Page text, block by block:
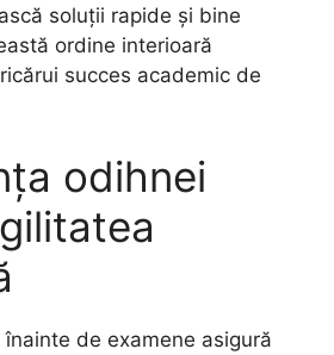
soluții rapide și bine
ordine interioară
succes academic de
odihnei
de examene asigură